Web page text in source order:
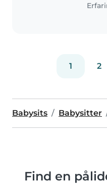
1 2
Babysits Babysitter
Find en